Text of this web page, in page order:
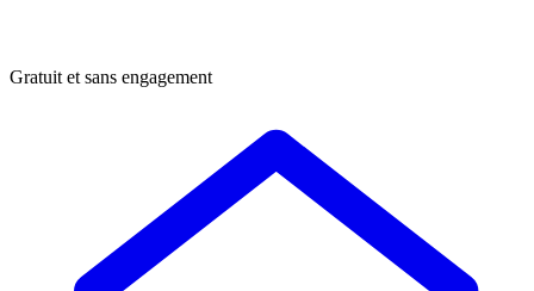
Gratuit et sans engagement